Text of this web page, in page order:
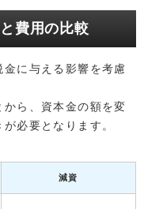
費用の比較
に与える影響を考慮
ら、資本金の額を変
必要となります。
減資